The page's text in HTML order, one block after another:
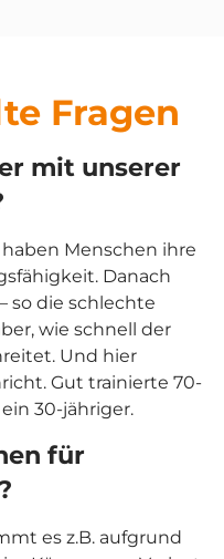
Fragen
mit unserer
Menschen ihre
Danach
so die schlechte
wie schnell der
Und hier
Gut trainierte 70-
30-jähriger.
für
es z.B. aufgrund